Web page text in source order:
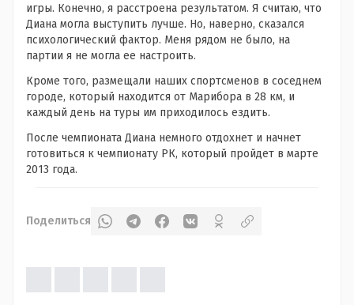
игры. Конечно, я расстроена результатом. Я считаю, что
Диана могла выступить лучше. Но, наверно, сказался
психологический фактор. Меня рядом не было, на
партии я не могла ее настроить.
Кроме того, размещали наших спортсменов в соседнем
городе, который находится от Марибора в 28 км, и
каждый день на туры им приходилось ездить.
После чемпионата Диана немного отдохнет и начнет
готовиться к чемпионату РК, который пройдет в марте
2013 года.
Поделиться